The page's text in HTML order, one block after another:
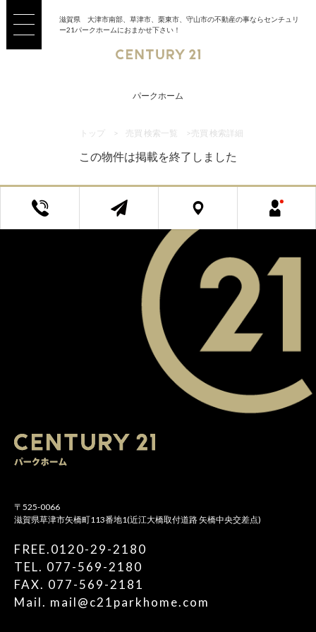
滋賀県 大津市南部、草津市、栗東市、守山市の不動産の事ならセンチュリ
ー21パークホームにおまかせ下さい！
パークホーム
トップ > 売買 検索一覧 > 売買 検索詳細
この物件は掲載を終了しました
〒525-0066
滋賀県草津市矢橋町113番地1(近江大橋取付道路 矢橋中央交差点)
FREE.0120-29-2180
TEL. 077-569-2180
FAX. 077-569-2181
Mail. mail@c21parkhome.com